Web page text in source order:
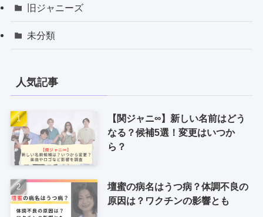
旧ジャニーズ
未分類
人気記事
【関ジャニ∞】新しい名前はどう
なる？候補5選！変更はいつか
ら？
壇蜜の病名はうつ病？体調不良の
原因は？ワクチンの影響とも